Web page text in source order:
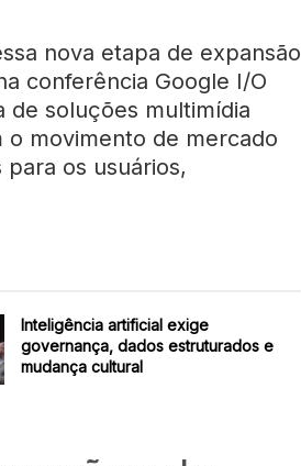
nova etapa de expansão
conferência Google I/O
de soluções multimídia
o movimento de mercado
os usuários,
Inteligência artificial exige
governança, dados estruturados e
mudança cultural